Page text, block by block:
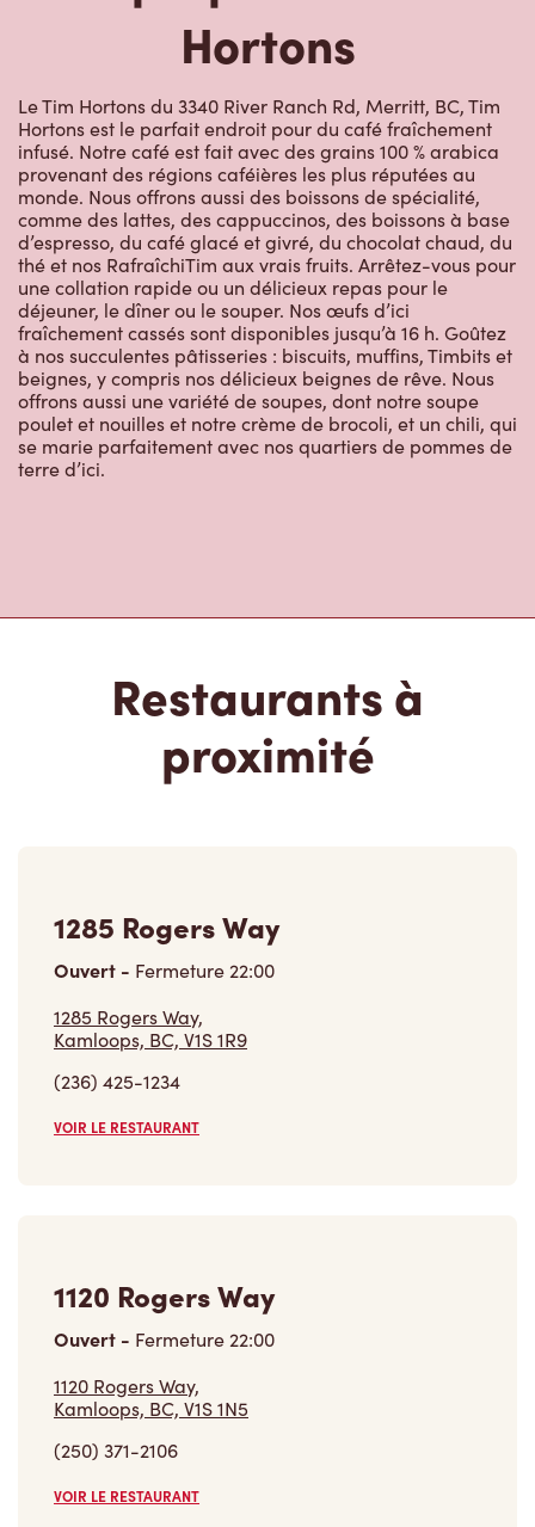
Hortons
Le Tim Hortons du 3340 River Ranch Rd, Merritt, BC, Tim
Hortons est le parfait endroit pour du café fraîchement
infusé. Notre café est fait avec des grains 100 % arabica
provenant des régions caféières les plus réputées au
monde. Nous offrons aussi des boissons de spécialité,
comme des lattes, des cappuccinos, des boissons à base
d’espresso, du café glacé et givré, du chocolat chaud, du
thé et nos RafraîchiTim aux vrais fruits. Arrêtez-vous pour
une collation rapide ou un délicieux repas pour le
déjeuner, le dîner ou le souper. Nos œufs d’ici
fraîchement cassés sont disponibles jusqu’à 16 h. Goûtez
à nos succulentes pâtisseries : biscuits, muffins, Timbits et
beignes, y compris nos délicieux beignes de rêve. Nous
offrons aussi une variété de soupes, dont notre soupe
poulet et nouilles et notre crème de brocoli, et un chili, qui
se marie parfaitement avec nos quartiers de pommes de
terre d’ici.
Restaurants à
proximité
1285 Rogers Way
Ouvert - Fermeture22:00
1285 Rogers Way,
Kamloops, BC, V1S 1R9
(236) 425-1234
VOIR LE RESTAURANT
1120 Rogers Way
Ouvert - Fermeture22:00
1120 Rogers Way,
Kamloops, BC, V1S 1N5
(250) 371-2106
VOIR LE RESTAURANT